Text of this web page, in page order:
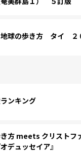
球の歩き方 タイ ２
ンキング
方 meets クリストフ
デュッセイア』